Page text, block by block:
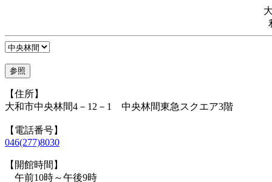
【住所】
大和市中央林間4－12－1 中央林間東急スクエア3階
【電話番号】
046(277)8030
【開館時間】
午前10時～午後9時